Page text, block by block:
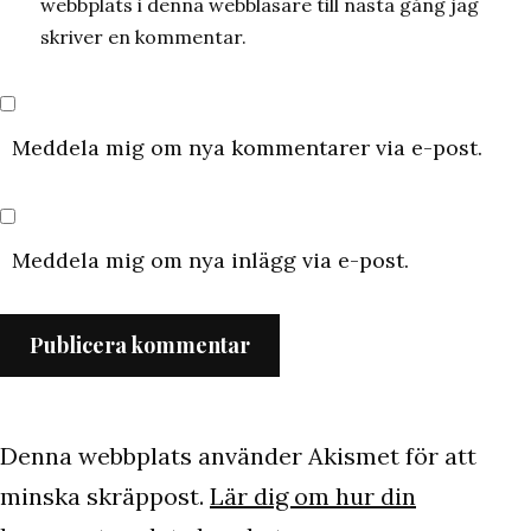
skriver en kommentar.
Meddela mig om nya kommentarer via e-post.
Meddela mig om nya inlägg via e-post.
Denna webbplats använder Akismet för att
minska skräppost. Lär dig om hur din